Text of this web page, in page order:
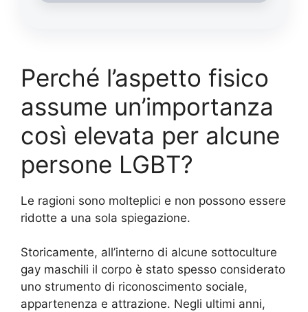
Perché l’aspetto fisico
assume un’importanza
così elevata per alcune
persone LGBT?
Le ragioni sono molteplici e non possono essere
ridotte a una sola spiegazione.
Storicamente, all’interno di alcune sottoculture
gay maschili il corpo è stato spesso considerato
uno strumento di riconoscimento sociale,
appartenenza e attrazione. Negli ultimi anni,